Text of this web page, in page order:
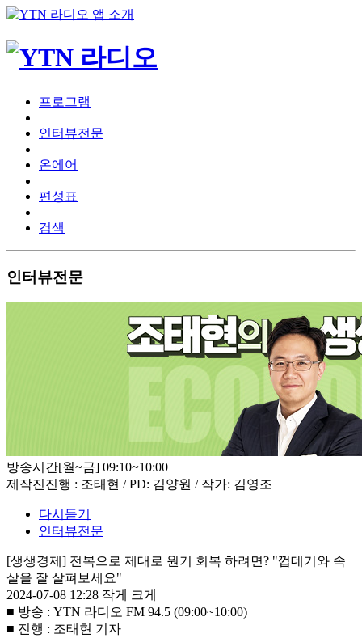
프로그램
인터뷰전문
온에어
편성표
검색
인터뷰전문
방송시간[월~금] 09:10~10:00
제작진진행 : 조태현 / PD: 김양원 / 작가: 김영조
다시듣기
인터뷰전문
[생생경제] 전복으로 제대로 원기 회복 하려면? "껍데기와 속
살을 잘 살펴보세요"
2024-07-08 12:28 작게
크게
■ 방송 : YTN 라디오 FM 94.5 (09:00~10:00)
■ 진행 : 조태현 기자